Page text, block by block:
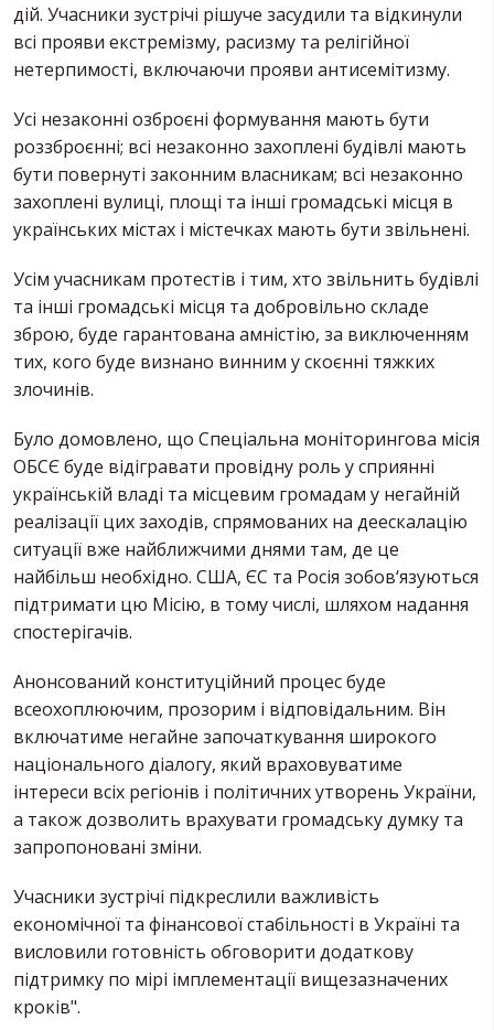
дій. Учасники зустрічі рішуче засудили та відкинули
всі прояви екстремізму, расизму та релігійної
нетерпимості, включаючи прояви антисемітизму.
Усі незаконні озброєні формування мають бути
роззброєнні; всі незаконно захоплені будівлі мають
бути повернуті законним власникам; всі незаконно
захоплені вулиці, площі та інші громадські місця в
українських містах і містечках мають бути звільнені.
Усім учасникам протестів і тим, хто звільнить будівлі
та інші громадські місця та добровільно складе
зброю, буде гарантована амністію, за виключенням
тих, кого буде визнано винним у скоєнні тяжких
злочинів.
Було домовлено, що Спеціальна моніторингова місія
ОБСЄ буде відігравати провідну роль у сприянні
українській владі та місцевим громадам у негайній
реалізації цих заходів, спрямованих на деескалацію
ситуації вже найближчими днями там, де це
найбільш необхідно. США, ЄС та Росія зобов‘язуються
підтримати цю Місію, в тому числі, шляхом надання
спостерігачів.
Анонсований конституційний процес буде
всеохоплюючим, прозорим і відповідальним. Він
включатиме негайне започаткування широкого
національного діалогу, який враховуватиме
інтереси всіх регіонів і політичних утворень України,
а також дозволить врахувати громадську думку та
запропоновані зміни.
Учасники зустрічі підкреслили важливість
економічної та фінансової стабільності в Україні та
висловили готовність обговорити додаткову
підтримку по мірі імплементації вищезазначених
кроків".